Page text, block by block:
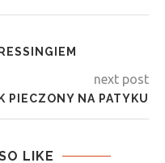
next post
PIECZONY NA PATYKU
LIKE